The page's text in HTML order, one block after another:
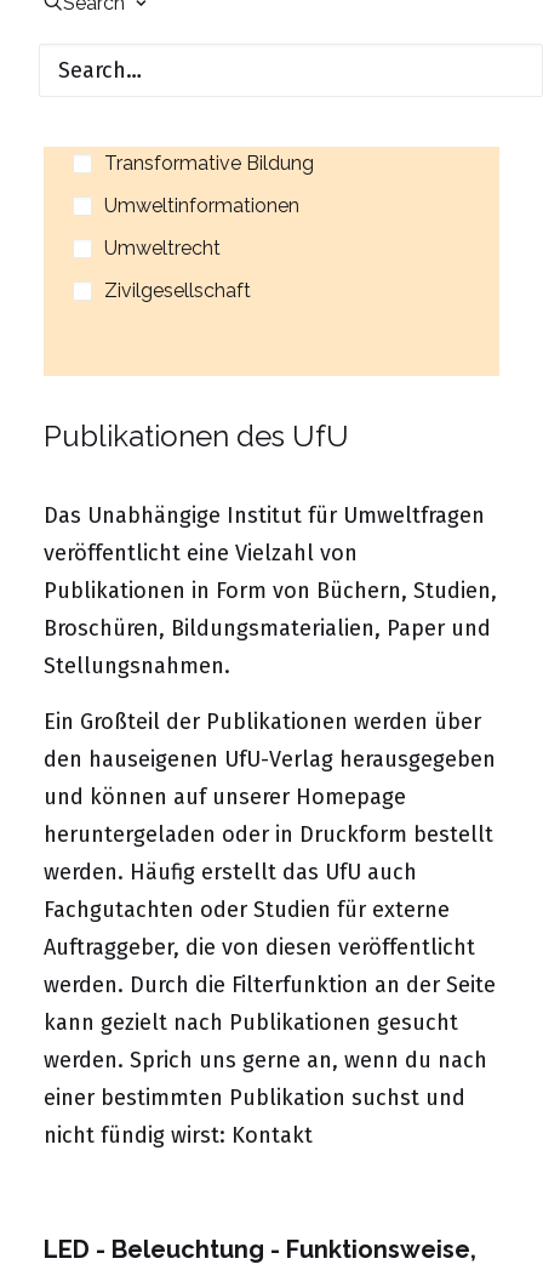
Publikationen des UfU
Das Unabhängige Institut für Umweltfragen
veröffentlicht eine Vielzahl von
Publikationen in Form von Büchern, Studien,
Broschüren, Bildungsmaterialien, Paper und
Stellungsnahmen.
Ein Großteil der Publikationen werden über
den hauseigenen UfU-Verlag herausgegeben
und können auf unserer Homepage
heruntergeladen oder in Druckform bestellt
werden. Häufig erstellt das UfU auch
Fachgutachten oder Studien für externe
Auftraggeber, die von diesen veröffentlicht
werden. Durch die Filterfunktion an der Seite
kann gezielt nach Publikationen gesucht
werden. Sprich uns gerne an, wenn du nach
einer bestimmten Publikation suchst und
nicht fündig wirst: Kontakt
LED - Beleuchtung - Funktionsweise,
Partizipation
Transformative Bildung
Umweltinformationen
Umweltrecht
Zivilgesellschaft